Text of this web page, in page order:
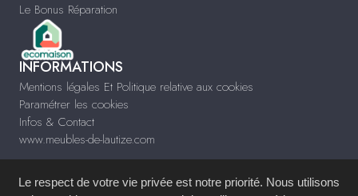
Le Bonus Réparation
INFORMATIONS
Mentions légales Et Politique relative aux cookies
Paramétrer les cookies
Infos & Contact
www.meubles-de-lautize.com
Le respect de votre vie privée est notre priorité. Nous utilisons